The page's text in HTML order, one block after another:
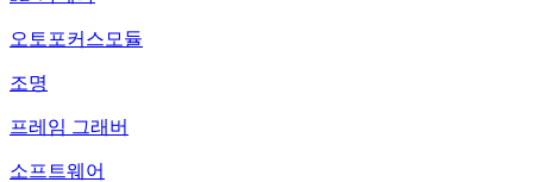
오토포커스모듈
조명
프레임 그래버
소프트웨어